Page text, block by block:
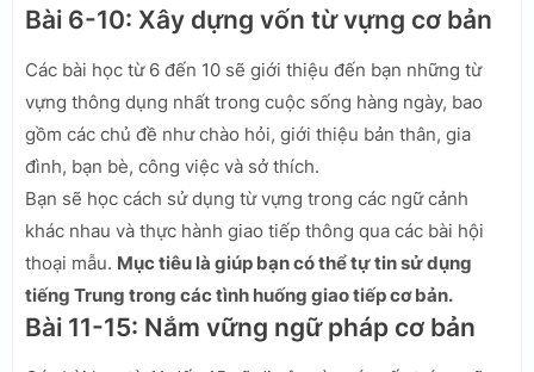
Bài 6-10: Xây dựng vốn từ vựng cơ bản
Các bài học từ 6 đến 10 sẽ giới thiệu đến bạn những từ
vựng thông dụng nhất trong cuộc sống hàng ngày, bao
gồm các chủ đề như chào hỏi, giới thiệu bản thân, gia
đình, bạn bè, công việc và sở thích.
Bạn sẽ học cách sử dụng từ vựng trong các ngữ cảnh
khác nhau và thực hành giao tiếp thông qua các bài hội
thoại mẫu. Mục tiêu là giúp bạn có thể tự tin sử dụng
tiếng Trung trong các tình huống giao tiếp cơ bản.
Bài 11-15: Nắm vững ngữ pháp cơ bản